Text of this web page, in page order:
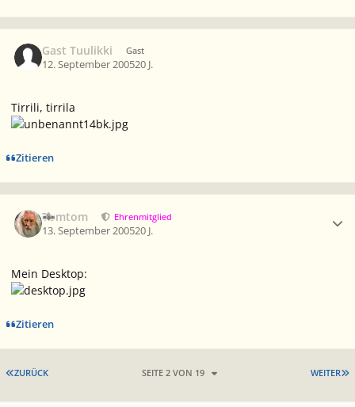
Gast Tuulikki Gast
12. September 200520 J.
Tirrili, tirrila
Zitieren
Tomtom Ehrenmitglied
13. September 200520 J.
Mein Desktop:
Zitieren
ERSTE SEITE
ZURÜCK WEITER
SEITE 2 VON 19